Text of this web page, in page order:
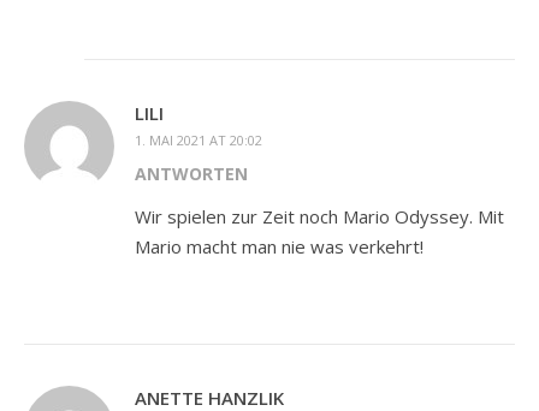
LILI
1. MAI 2021 AT 20:02
ANTWORTEN
Wir spielen zur Zeit noch Mario Odyssey. Mit
Mario macht man nie was verkehrt!
ANETTE HANZLIK